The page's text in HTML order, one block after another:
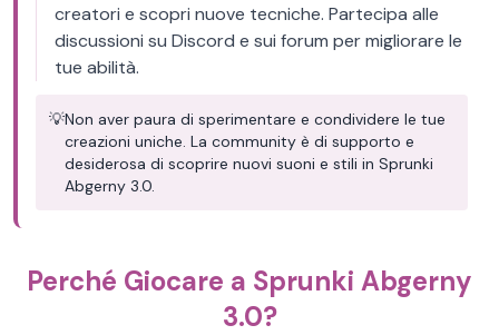
creatori e scopri nuove tecniche. Partecipa alle
discussioni su Discord e sui forum per migliorare le
tue abilità.
💡Non aver paura di sperimentare e condividere le tue
creazioni uniche. La community è di supporto e
desiderosa di scoprire nuovi suoni e stili in Sprunki
Abgerny 3.0.
Perché Giocare a Sprunki Abgerny
3.0?